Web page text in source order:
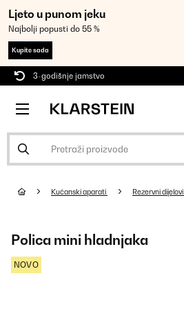
Ljeto u punom jeku
Najbolji popusti do 55 %
Kupite sada
3-godišnje jamstvo
Kućanski aparati Rezervni dijelovi
Polica mini hladnjaka
NOVO